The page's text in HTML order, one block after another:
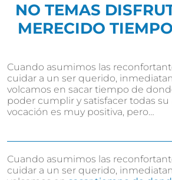
NO TEMAS
MERECIDO
Cuando asumimos las
cuidar a un ser querido,
volcamos en sacar tiempo de
poder cumplir y satisfacer todas su
vocación es muy positiva, pero…
Cuando asumimos las
cuidar a un ser querido,